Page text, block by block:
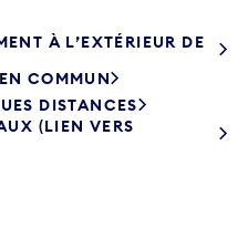
À L’EXTÉRIEUR DE
COMMUN
DISTANCES
(LIEN VERS